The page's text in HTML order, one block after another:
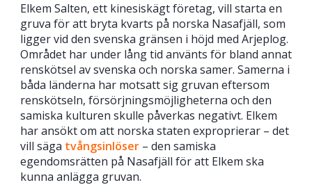
Elkem Salten, ett kinesiskägt företag, vill starta en
gruva för att bryta kvarts på norska Nasafjäll, som
ligger vid den svenska gränsen i höjd med Arjeplog.
Området har under lång tid använts för bland annat
renskötsel av svenska och norska samer. Samerna i
båda länderna har motsatt sig gruvan eftersom
renskötseln, försörjningsmöjligheterna och den
samiska kulturen skulle påverkas negativt. Elkem
har ansökt om att norska staten exproprierar – det
vill säga tvångsinlöser – den samiska
egendomsrätten på Nasafjäll för att Elkem ska
kunna anlägga gruvan.